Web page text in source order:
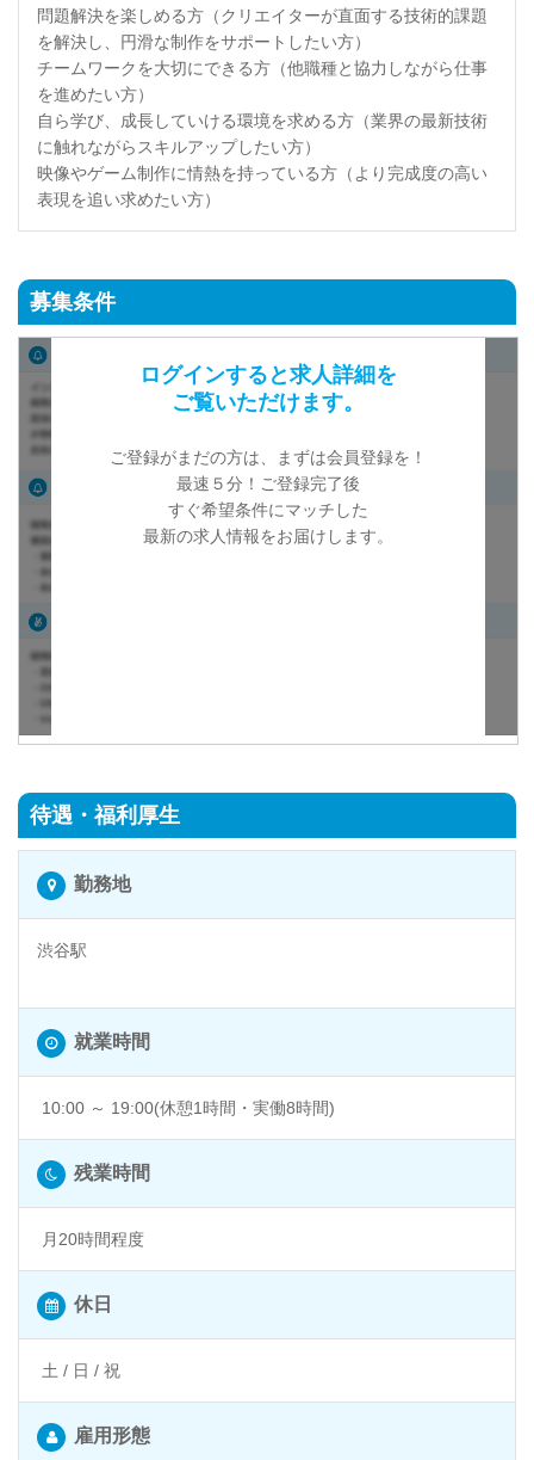
問題解決を楽しめる方（クリエイターが直面する技術的課題
を解決し、円滑な制作をサポートしたい方）
チームワークを大切にできる方（他職種と協力しながら仕事
を進めたい方）
自ら学び、成長していける環境を求める方（業界の最新技術
に触れながらスキルアップしたい方）
映像やゲーム制作に情熱を持っている方（より完成度の高い
表現を追い求めたい方）
募集条件
ログインすると求人詳細を
ご覧いただけます。
ご登録がまだの方は、まずは会員登録を！
最速５分！ご登録完了後
すぐ希望条件にマッチした
最新の求人情報をお届けします。
待遇・福利厚生
勤務地
渋谷駅
就業時間
10:00 ～ 19:00(休憩1時間・実働8時間)
残業時間
月20時間程度
休日
土 / 日 / 祝
雇用形態